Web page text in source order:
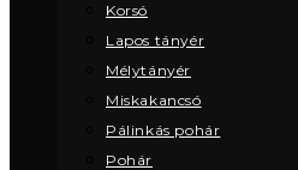
Korsó
Lapos tányér
Mélytányér
Miskakancsó
Pálinkás pohár
Pohár